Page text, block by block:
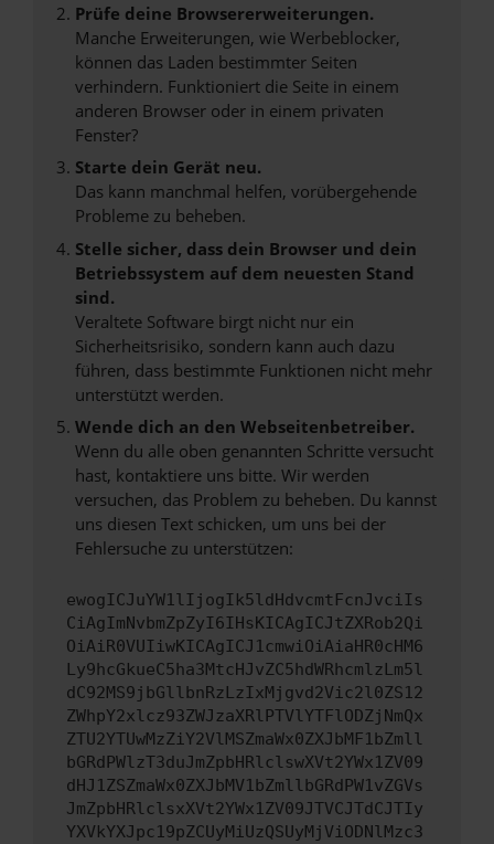
Prüfe deine Browsererweiterungen.
Manche Erweiterungen, wie Werbeblocker,
können das Laden bestimmter Seiten
verhindern. Funktioniert die Seite in einem
anderen Browser oder in einem privaten
Fenster?
Starte dein Gerät neu.
Das kann manchmal helfen, vorübergehende
Probleme zu beheben.
Stelle sicher, dass dein Browser und dein
Betriebssystem auf dem neuesten Stand
sind.
Veraltete Software birgt nicht nur ein
Sicherheitsrisiko, sondern kann auch dazu
führen, dass bestimmte Funktionen nicht mehr
unterstützt werden.
Wende dich an den Webseitenbetreiber.
Wenn du alle oben genannten Schritte versucht
hast, kontaktiere uns bitte. Wir werden
versuchen, das Problem zu beheben. Du kannst
uns diesen Text schicken, um uns bei der
Fehlersuche zu unterstützen:
ewogICJuYW1lIjogIk5ldHdvcmtFcnJvciIs
CiAgImNvbmZpZyI6IHsKICAgICJtZXRob2Qi
OiAiR0VUIiwKICAgICJ1cmwiOiAiaHR0cHM6
Ly9hcGkueC5ha3MtcHJvZC5hdWRhcmlzLm5l
dC92MS9jbGllbnRzLzIxMjgvd2Vic2l0ZS12
ZWhpY2xlcz93ZWJzaXRlPTVlYTFlODZjNmQx
ZTU2YTUwMzZiY2VlMSZmaWx0ZXJbMF1bZmll
bGRdPWlzT3duJmZpbHRlclswXVt2YWx1ZV09
dHJ1ZSZmaWx0ZXJbMV1bZmllbGRdPW1vZGVs
JmZpbHRlclsxXVt2YWx1ZV09JTVCJTdCJTIy
YXVkYXJpc19pZCUyMiUzQSUyMjViODNlMzc3